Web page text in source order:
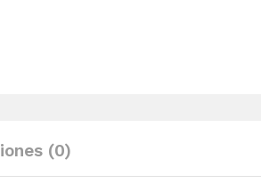
(0)